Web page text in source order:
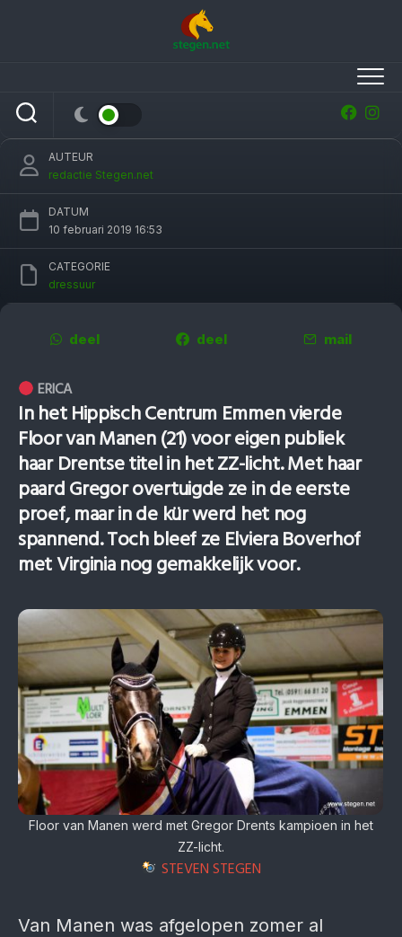
van Manen
AUTEUR
redactie Stegen.net
DATUM
10 februari 2019 16:53
CATEGORIE
dressuur
deel deel mail
ERICA
In het Hippisch Centrum Emmen vierde
Floor van Manen (21) voor eigen publiek
haar Drentse titel in het ZZ-licht. Met haar
paard Gregor overtuigde ze in de eerste
proef, maar in de kür werd het nog
spannend. Toch bleef ze Elviera Boverhof
met Virginia nog gemakkelijk voor.
Floor van Manen werd met Gregor Drents kampioen in het
ZZ-licht.
STEVEN STEGEN
Van Manen was afgelopen zomer al